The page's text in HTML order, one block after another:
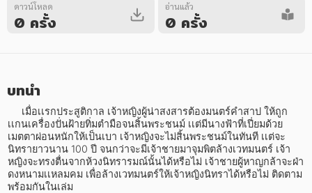
หนังสือออกใหม่ หนังสือยอดนิยม หนังสือเช่า
อีบุ๊กอ่านฟรี
หมวดหมู่หนังสือ
อาหาร สุขภาพ การแพทย์
ศิลปะ บันเทิง กีฬา ท่องเที่ยว
สังคม วัฒนธรรม การปกครอง ศาสนาและปรัชญา
ดาวน์โหลด
0 ครั้ง
อ่านแล้ว
0 ครั้ง
บทนำ
เเกนเครื่องปั่นฝ้ายทิ่มตำมือจนสิ้นพระชนม์ เเต่มีนางฟ้าที่เปี่ยมด้วย
เมตตาผ่อนหนักให้เป็นเบา เจ้าหญิงจะไม่สิ้นพระชนม์ในทันที เเต่จะ
นิทรายาวนาน 100 ปี จนกว่าจะมีเจ้าชายมาจุมพิตล้างเวทมนตร์ เจ้า
หญิงจะทรงตื่นจากห้วงนิทรารมณ์นั้นได้หรือไม่ เจ้าชายผู้หาญกล้าจะฝ่า
ดงหนามเเหลมคม เพื่อล้างเวทมนตร์ให้เจ้าหญิงนิทราได้หรือไม่ ติดตาม
พร้อมกันในเล่ม